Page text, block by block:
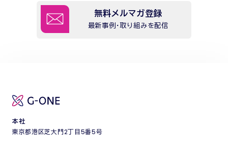
無料メルマガ登録
最新事例・取り組みを配信
本社
東京都港区芝大門2丁目5番5号